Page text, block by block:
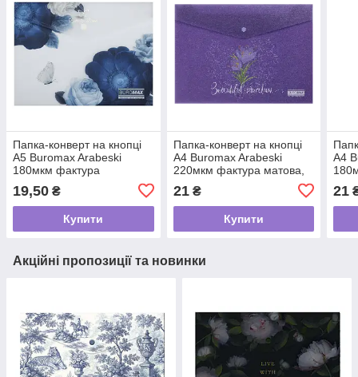
Папка-конверт на кнопці
А5 Buromax Arabeski
180мкм фактура
темно-синя
19,50 ₴
Купити
Папка-конверт на кнопці
А4 Buromax Arabeski
220мкм фактура матова,
21₴
Купити
А4
21
Акційні пропозиції та новинки